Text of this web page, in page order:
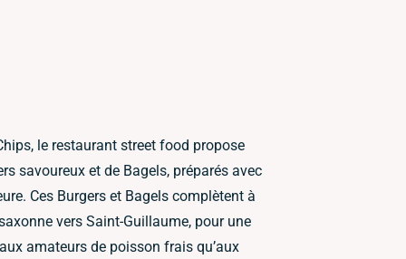
le restaurant street food propose
savoureux et de Bagels, préparés avec
Ces Burgers et Bagels complètent à
vers Saint-Guillaume, pour une
amateurs de poisson frais qu’aux